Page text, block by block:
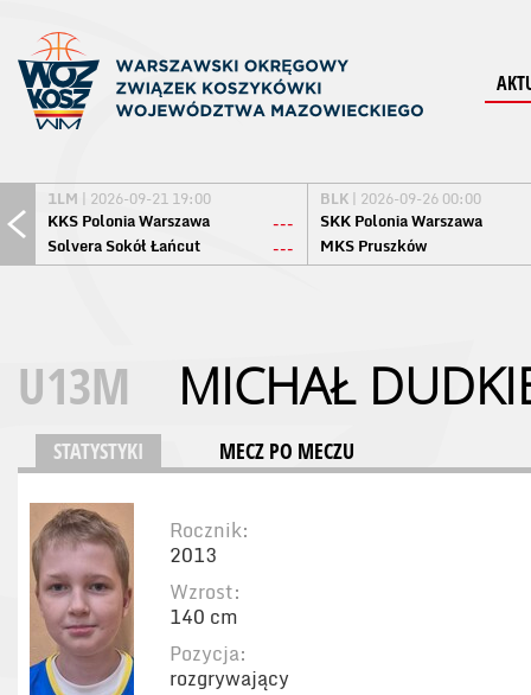
1LM | 2026-09-21 19:00
KKS Polonia Warszawa
---
Solvera Sokół Łańcut
---
BLK | 2026-09-26 00:00
SKK Polonia Warszawa
MKS Pruszków
U13M MICHAŁ
STATYSTYKI MECZ PO MECZU
Rocznik:
2013
Wzrost:
140 cm
Pozycja:
rozgrywający